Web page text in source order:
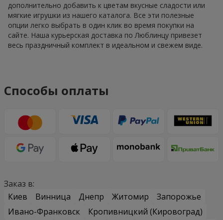
дополнительно добавить к цветам вкусные сладости или
мягкие игрушки из нашего каталога. Все эти полезные
опции легко выбрать в один клик во время покупки на
сайте. Наша курьерская доставка по Люблинцу привезет
весь праздничный комплект в идеальном и свежем виде.
Способы оплаты
Заказ в:
Киев
Винница Днепр Житомир
Запорожье
Ивано-Франковск
Кропивницкий (Кировоград)